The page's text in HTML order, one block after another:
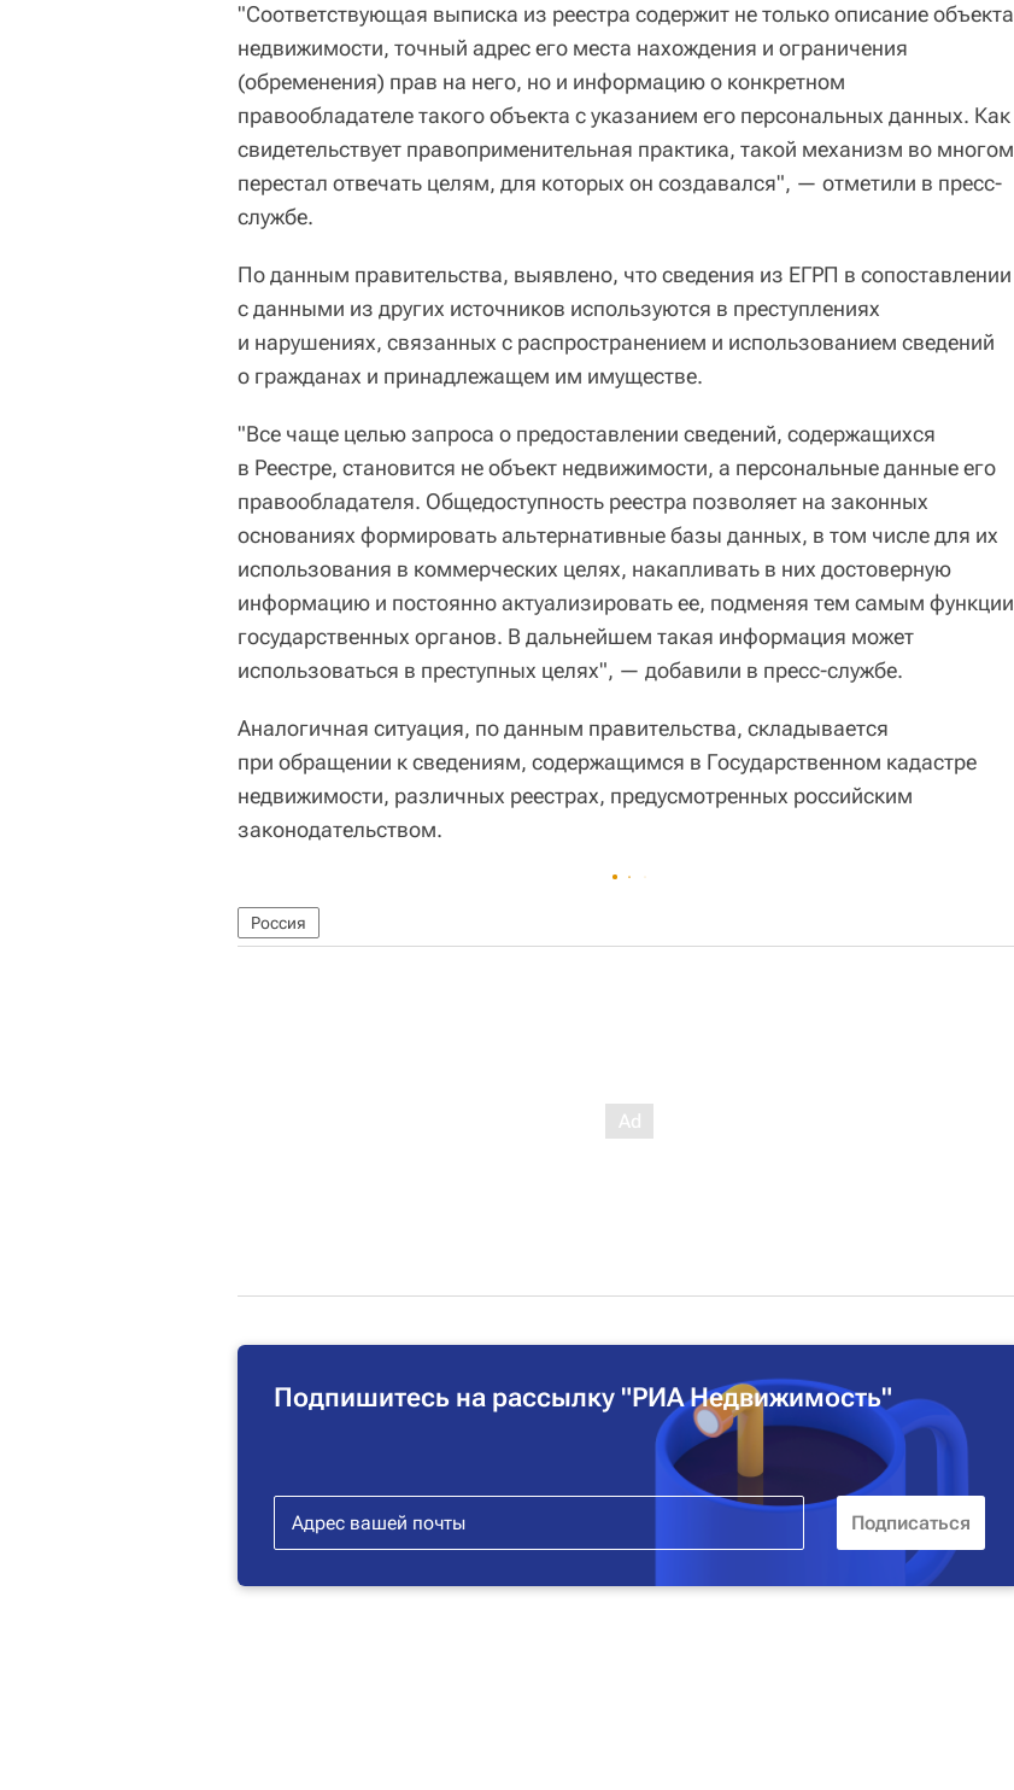
"Соответствующая выписка из реестра содержит не только описание объекта
недвижимости, точный адрес его места нахождения и ограничения
(обременения) прав на него, но и информацию о конкретном
правообладателе такого объекта с указанием его персональных данных. Как
свидетельствует правоприменительная практика, такой механизм во многом
перестал отвечать целям, для которых он создавался", — отметили в пресс-
службе.
По данным правительства, выявлено, что сведения из ЕГРП в сопоставлении
с данными из других источников используются в преступлениях
и нарушениях, связанных с распространением и использованием сведений
о гражданах и принадлежащем им имуществе.
"Все чаще целью запроса о предоставлении сведений, содержащихся
в Реестре, становится не объект недвижимости, а персональные данные его
правообладателя. Общедоступность реестра позволяет на законных
основаниях формировать альтернативные базы данных, в том числе для их
использования в коммерческих целях, накапливать в них достоверную
информацию и постоянно актуализировать ее, подменяя тем самым функции
государственных органов. В дальнейшем такая информация может
использоваться в преступных целях", — добавили в пресс-службе.
Аналогичная ситуация, по данным правительства, складывается
при обращении к сведениям, содержащимся в Государственном кадастре
недвижимости, различных реестрах, предусмотренных российским
законодательством.
Россия
Подпишитесь на рассылку "РИА Недвижимость"